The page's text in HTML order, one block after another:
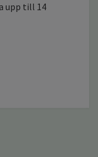
upp till 14